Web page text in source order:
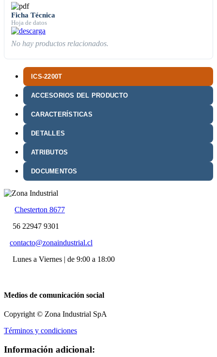
ICS-2200T
ACCESORIOS DEL PRODUCTO
CARACTERÍSTICAS
DETALLES
ATRIBUTOS
DOCUMENTOS
Ficha Técnica
Hoja de datos
No hay productos relacionados.
Chesterton 8677
56 22947 9301
contacto@zonaindustrial.cl
Lunes a Viernes | de 9:00 a 18:00
Medios de comunicación social
Copyright © Zona Industrial SpA
Términos y condiciones
Información adicional: